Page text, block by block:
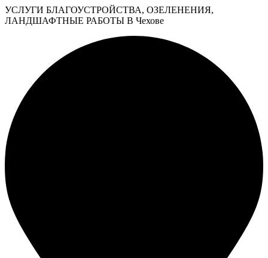
УСЛУГИ БЛАГОУСТРОЙСТВА, ОЗЕЛЕНЕНИЯ,
ЛАНДШАФТНЫЕ РАБОТЫ В Чехове